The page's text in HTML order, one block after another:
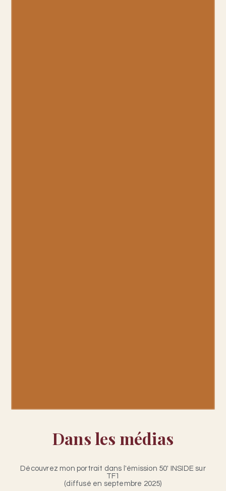
Dans les médias
Découvrez mon portrait dans l'émission 50' INSIDE sur
TF1
(diffusé en septembre 2025)